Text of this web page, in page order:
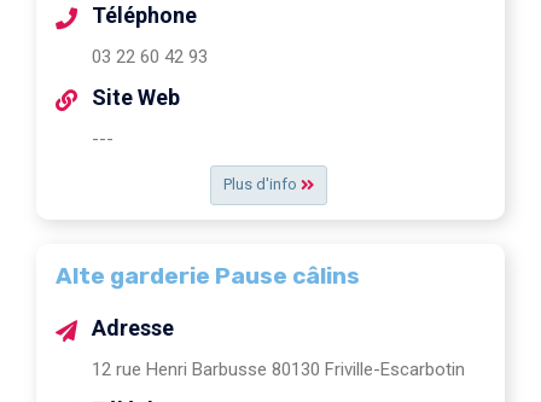
Plus d'info
Téléphone
03 22 60 42 93
Site Web
---
Alte garderie Pause câlins
Adresse
12 rue Henri Barbusse 80130 Friville-Escarbotin